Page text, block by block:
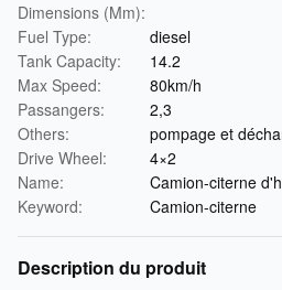
Dimensions (Mm):
Fuel Type:
diesel
Tank Capacity:
14.2
Max Speed:
80km/h
Passangers:
2,3
Others:
pompage et
Drive Wheel:
4×2
Name:
Camion-citerne
Keyword:
Camion-citerne
Description du produit